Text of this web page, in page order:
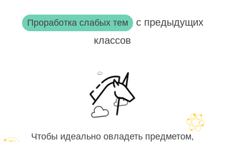
Проработка слабых тем с предыдущих
классов
Чтобы идеально овладеть предметом,